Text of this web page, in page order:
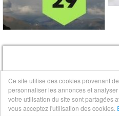
Ce site utilise des cookies provenant
personnaliser les annonces et
votre utilisation du site sont partagées
vous acceptez l'utilisation des cookies.